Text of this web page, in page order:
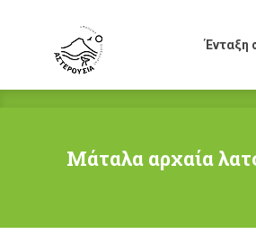
Ένταξη
Μάταλα αρχαία